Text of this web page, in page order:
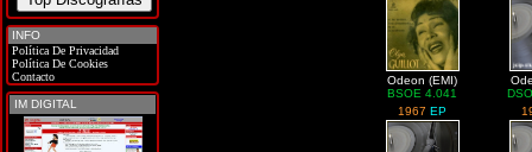
INFO
Política De Privacidad
Política De Cookies
Contacto
IM DIGITAL
Odeon (EMI)
BSOE 4.041
1967EP